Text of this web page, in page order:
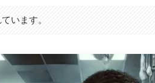
います。